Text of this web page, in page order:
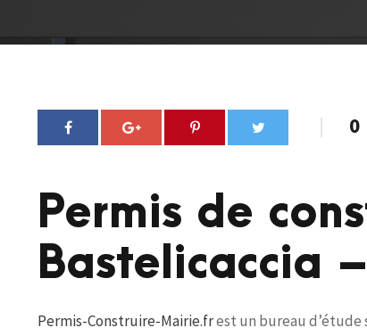
0
Permis de
Bastelicaccia
Permis-Construire-Mairie.frest un bureau d’étude